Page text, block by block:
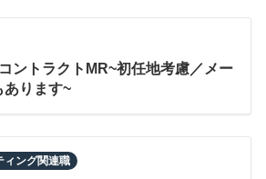
ントラクトMR~初任地考慮／メー
あります~
ィング関連職